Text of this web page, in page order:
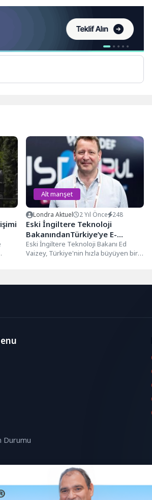
Alt manşet
Londra Aktuel 2 Yıl Önce 248
Eski İngiltere Teknoloji
BakanındanTürkiye’ye E-
Ticaret İşbirliği Çağrısı
Eski İngiltere Teknoloji Bakanı Ed
Vaizey, Türkiye'nin hızla büyüyen bir
Durumu